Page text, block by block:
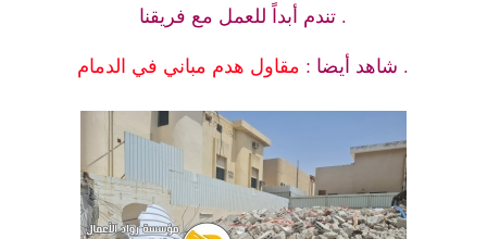
تندم أبداً للعمل مع فريقنا .
شاهد أيضا : مقاول هدم مباني في الدمام .